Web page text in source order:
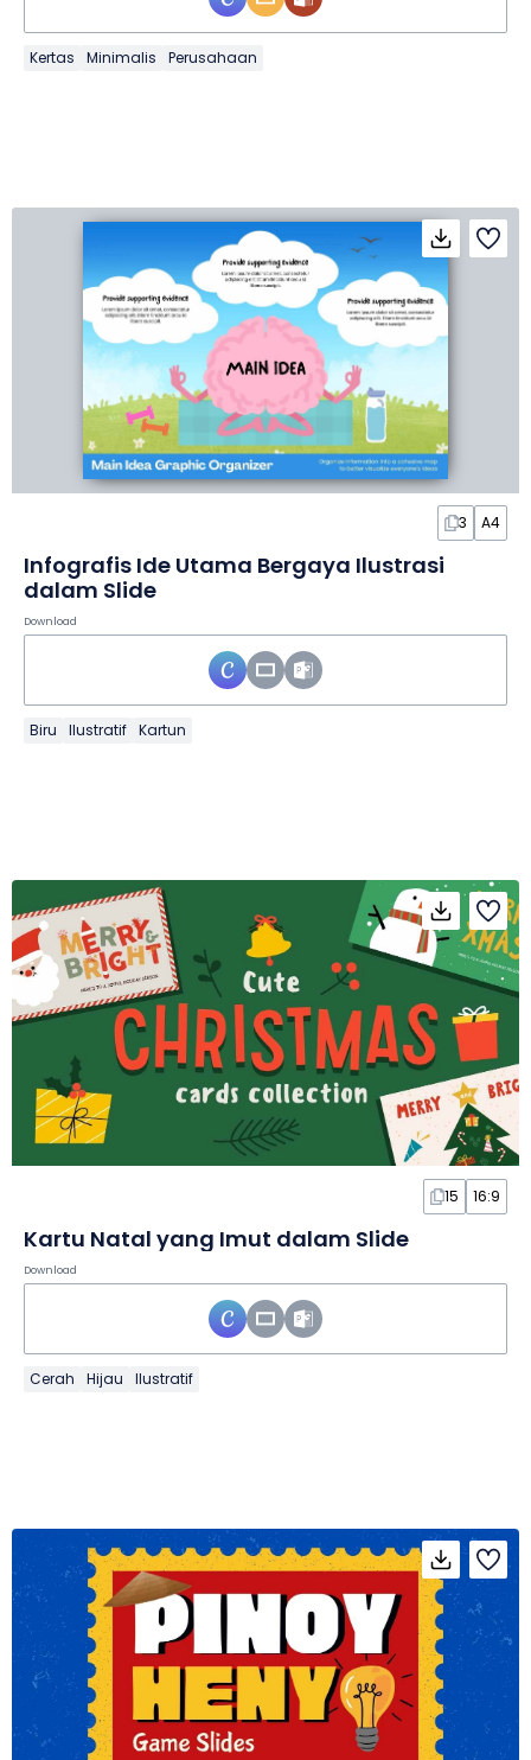
Kertas Minimalis Perusahaan
3 A4
Infografis Ide Utama Bergaya Ilustrasi
dalam Slide
Download
Biru Ilustratif Kartun
15 16:9
Kartu Natal yang Imut dalam Slide
Download
Cerah Hijau Ilustratif